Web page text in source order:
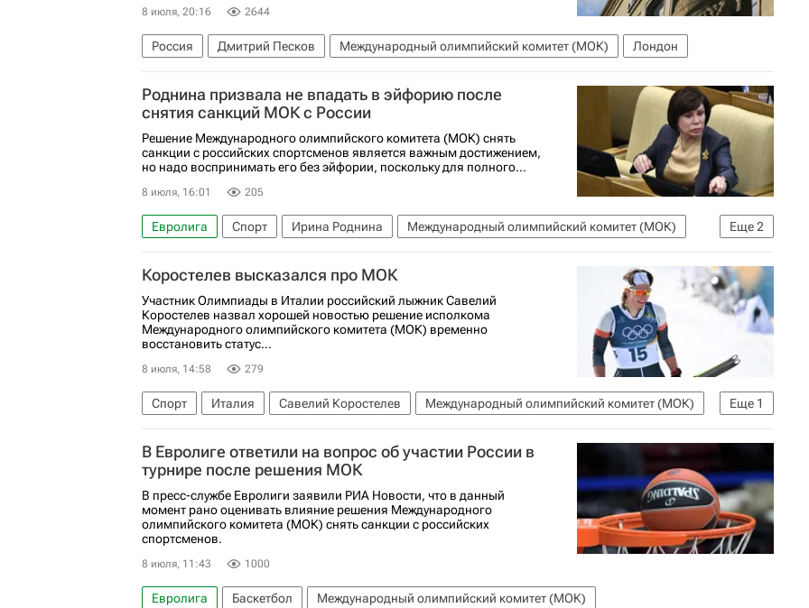
8 июля, 20:16 2644
Россия Дмитрий Песков Международный олимпийский комитет (МОК) Лондон
Роднина призвала не впадать в эйфорию после
снятия санкций МОК с России
Решение Международного олимпийского комитета (МОК) снять
санкции с российских спортсменов является важным достижением,
но надо воспринимать его без эйфории, поскольку для полного...
8 июля, 16:01 205
Еще2
Евролига Спорт Ирина Роднина
Международный олимпийский комитет (МОК)
Госдума РФ
Министерство спорта РФ
Коростелев высказался про МОК
Участник Олимпиады в Италии российский лыжник Савелий
Коростелев назвал хорошей новостью решение исполкома
Международного олимпийского комитета (МОК) временно
восстановить статус...
8 июля, 14:58 279
Еще 1
Спорт Италия Савелий Коростелев
Международный олимпийский комитет (МОК)
Олимпийский комитет России (ОКР)
В Евролиге ответили на вопрос об участии России в
турнире после решения МОК
В пресс-службе Евролиги заявили РИА Новости, что в данный
момент рано оценивать влияние решения Международного
олимпийского комитета (МОК) снять санкции с российских
спортсменов.
8 июля, 11:43 1000
Евролига Баскетбол Международный олимпийский комитет (МОК)